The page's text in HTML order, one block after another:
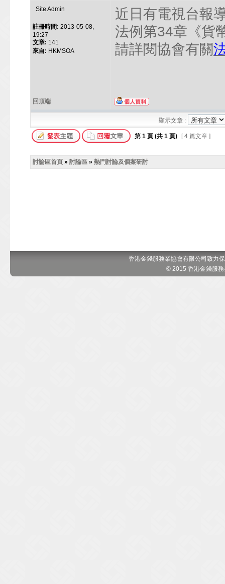
Site Admin
註冊時間: 2013-05-08,
19:27
文章: 141
來自: HKMSOA
近日有電視台報
法例第34章《貨
請詳閱協會有關
回頂端
顯示文章 :
第 1 頁 (共 1 頁) [ 4 篇文章 ]
討論區首頁 » 討論區 » 熱門討論及個案研討
香港金錢服務業協會有限公司致力
© 2015 香港金錢服